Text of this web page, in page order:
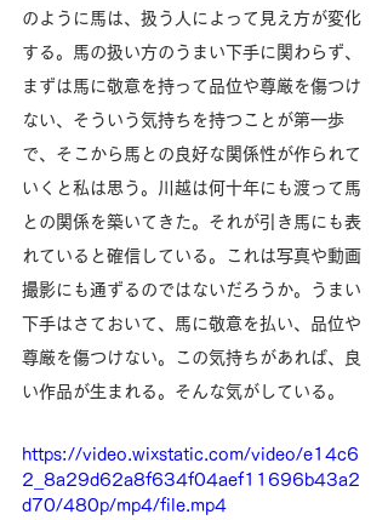
のように馬は、扱う人によって見え方が変化
する。馬の扱い方のうまい下手に関わらず、
まずは馬に敬意を持って品位や尊厳を傷つけ
ない、そういう気持ちを持つことが第一歩
で、そこから馬との良好な関係性が作られて
いくと私は思う。川越は何十年にも渡って馬
との関係を築いてきた。それが引き馬にも表
れていると確信している。これは写真や動画
撮影にも通ずるのではないだろうか。うまい
下手はさておいて、馬に敬意を払い、品位や
尊厳を傷つけない。この気持ちがあれば、良
い作品が生まれる。そんな気がしている。
https://video.wixstatic.com/video/e14c6
2_8a29d62a8f634f04aef11696b43a2
d70/480p/mp4/file.mp4